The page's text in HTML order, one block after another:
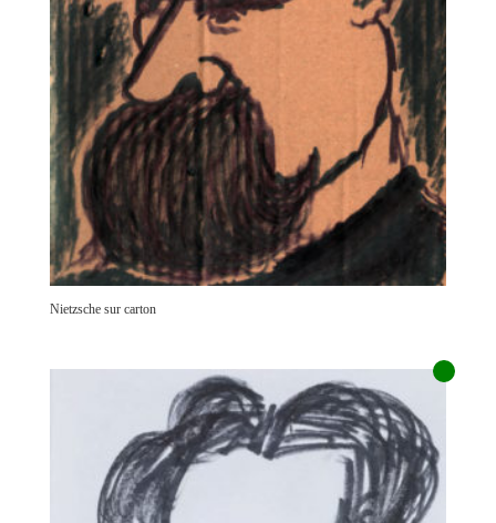
Nietzsche sur carton